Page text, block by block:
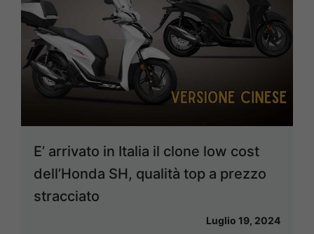
E’ arrivato in Italia il clone low cost
dell’Honda SH, qualità top a prezzo
stracciato
Luglio 19, 2024